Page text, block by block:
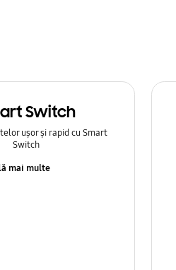
Switch
ușor și rapid cu Smart
Switch
mai multe